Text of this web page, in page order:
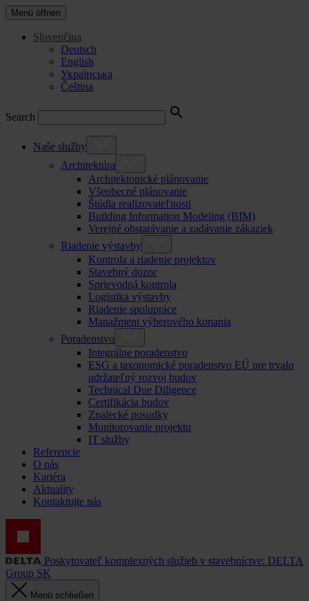
Menü öffnen
Slovenčina
Deutsch
English
Українська
Čeština
Search
Naše služby
Architektúra
Architektonické plánovanie
Všeobecné plánovanie
Štúdia realizovateľnosti
Building Information Modeling (BIM)
Verejné obstarávanie a zadávanie zákaziek
Riadenie výstavby
Kontrola a riadenie projektov
Stavebný dozor
Sprievodná kontrola
Logistika výstavby
Riadenie spolupráce
Manažment výberového konania
Poradenstvo
Integrálne poradenstvo
ESG a taxonomické poradenstvo EÚ pre trvalo
udržateľný rozvoj budov
Technical Due Diligence
Certifikácia budov
Znalecké posudky
Monitorovanie projektu
IT služby
Referencie
O nás
Kariéra
Aktuality
Kontaktujte nás
Poskytovateľ komplexných služieb v stavebníctve: DELTA
Group SK
Menü schließen